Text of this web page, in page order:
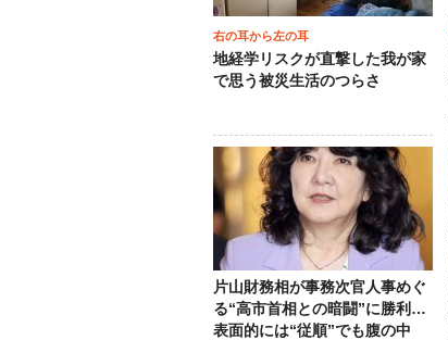
右の耳から左の耳
地経学リスクが直撃した我が家
で思う被災生活のつらさ
片山財務相が事務次官人事めぐ
る“高市首相との暗闘”に勝利…
表面的には“従順”でも腹の中